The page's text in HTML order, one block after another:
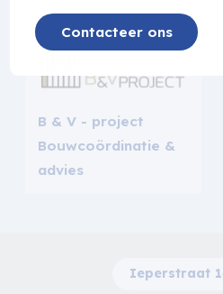
Contacteer ons
B & V - project
Bouwcoördinatie &
advies